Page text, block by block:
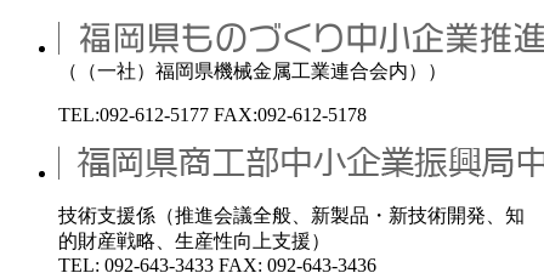
（（一社）福岡県機械金属工業連合会内））
TEL:092-612-5177 FAX:092-612-5178
技術支援係（推進会議全般、新製品・新技術開発、知
的財産戦略、生産性向上支援）
TEL: 092-643-3433 FAX: 092-643-3436